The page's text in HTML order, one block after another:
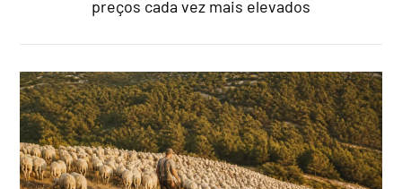
preços cada vez mais elevados